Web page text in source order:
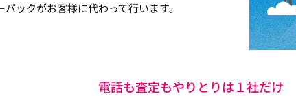
ックがお客様に代わって行います。
電話も査定もやりとりは１社だけ